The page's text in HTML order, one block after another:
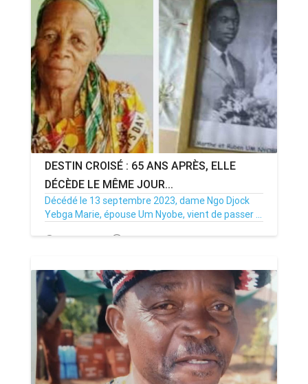
DESTIN CROISÉ : 65 ANS APRÈS, ELLE
DÉCÈDE LE MÊME JOUR...
Décédé le 13 septembre 2023, dame Ngo Djock
Yebga Marie, épouse Um Nyobe, vient de passer ...
14/09/23 Par MenouActu 0